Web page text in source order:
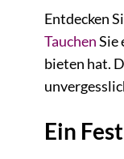
Entdecken
TauchenSie
bieten hat.
Ein